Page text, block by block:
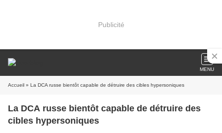
Publicité
MENU
Accueil » La DCA russe bientôt capable de détruire des cibles hypersoniques
La DCA russe bientôt capable de détruire des
cibles hypersoniques